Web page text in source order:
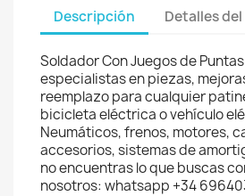
Descripción Detalles
Soldador Con Juegos de
especialistas en piezas,
reemplazo para cualquier
bicicleta eléctrica o vehículo
Neumáticos, frenos, motores,
accesorios, sistemas de
no encuentras lo que buscas
nosotros: whatsapp +34